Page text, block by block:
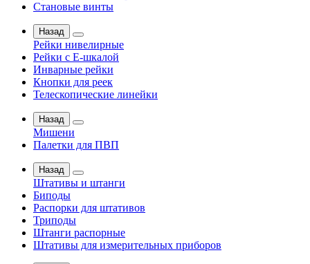
Становые винты
Назад
Рейки нивелирные
Рейки с Е-шкалой
Инварные рейки
Кнопки для реек
Телескопические линейки
Назад
Мишени
Палетки для ПВП
Назад
Штативы и штанги
Биподы
Распорки для штативов
Триподы
Штанги распорные
Штативы для измерительных приборов